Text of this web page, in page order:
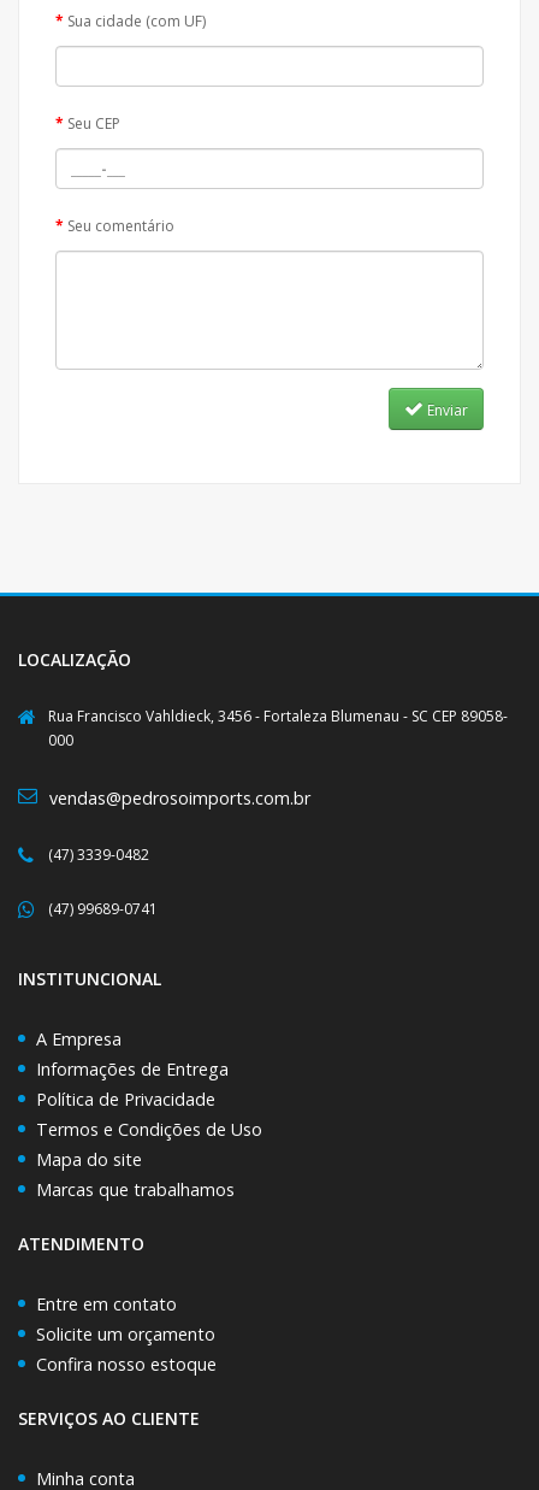
Sua cidade (com UF)
Seu CEP
Seu comentário
Enviar
LOCALIZAÇÃO
Rua Francisco Vahldieck, 3456 - Fortaleza Blumenau - SC CEP 89058-
000
vendas@pedrosoimports.com.br
(47) 3339-0482
(47) 99689-0741
INSTITUNCIONAL
A Empresa
Informações de Entrega
Política de Privacidade
Termos e Condições de Uso
Mapa do site
Marcas que trabalhamos
ATENDIMENTO
Entre em contato
Solicite um orçamento
Confira nosso estoque
SERVIÇOS AO CLIENTE
Minha conta